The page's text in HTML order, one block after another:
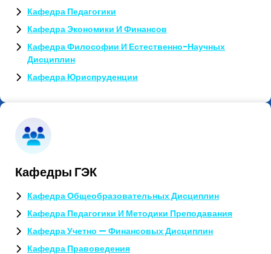
Кафедра Педагогики
Кафедра Экономики И Финансов
Кафедра Философии И Естественно-Научных
Дисциплин
Кафедра Юриспруденции
Кафедры ГЭК
Кафедра Общеобразовательных Дисциплин
Кафедра Педагогики И Методики Преподавания
Кафедра Учетно — Финансовых Дисциплин
Кафедра Правоведения